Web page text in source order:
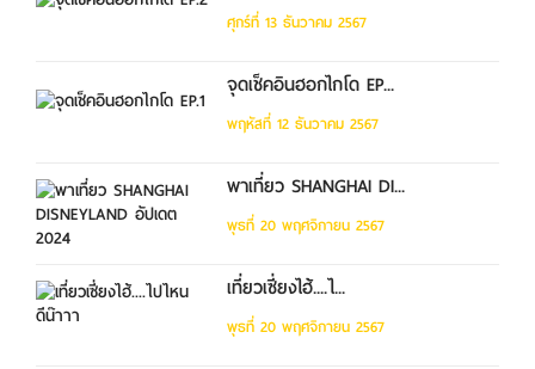
ศุกร์ที่ 13 ธันวาคม 2567
จุดเช็คอินฮอกไกโด EP...
พฤหัสที่ 12 ธันวาคม 2567
พาเที่ยว SHANGHAI DI...
พุธที่ 20 พฤศจิกายน 2567
เที่ยวเซี่ยงไฮ้....ไ...
พุธที่ 20 พฤศจิกายน 2567